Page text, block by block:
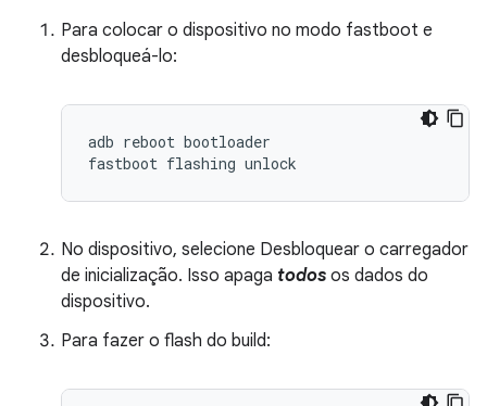
Para colocar o dispositivo no modo fastboot e
desbloqueá-lo:
adb reboot bootloader
fastboot flashing unlock
No dispositivo, selecione Desbloquear o carregador
de inicialização. Isso apaga todos os dados do
dispositivo.
Para fazer o flash do build: